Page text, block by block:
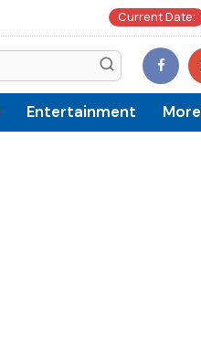
Current Date:
Entertainment More